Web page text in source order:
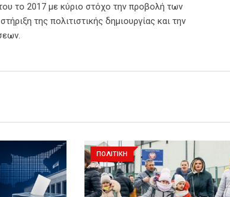
το 2017 με κύριο στόχο την προβολή των
της πολιτιστικής δημιουργίας και την
ΠΟΛΙΤΙΚΗ